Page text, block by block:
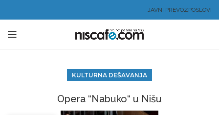
JAVNI PREVOZPOSLOVI
KULTURNA DEŠAVANJA
Opera “Nabuko“ u Nišu